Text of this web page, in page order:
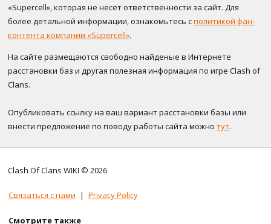
«Supercell», которая не несёт ответственности за сайт. Для
более детальной информации, ознакомьтесь сполитикой фан-
контента компании «Supercell».
На сайте размещаются свободно найденые в Интернете
расстановки баз и другая полезная информация по игре Clash of
Clans.
Опубликовать ссылку на ваш вариант расстановки базы или
внести предложение по поводу работы сайта можно тут.
Clash Of Clans WIKI © 2026
Связаться с нами | Privacy Policy
Смотрите также